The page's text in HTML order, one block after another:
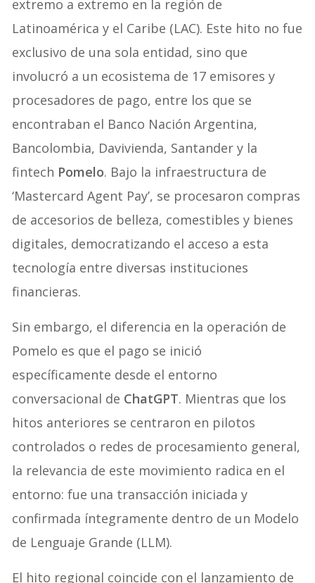
extremo a extremo en la región de
Latinoamérica y el Caribe (LAC). Este hito no fue
exclusivo de una sola entidad, sino que
involucró a un ecosistema de 17 emisores y
procesadores de pago, entre los que se
encontraban el Banco Nación Argentina,
Bancolombia, Davivienda, Santander y la
fintech Pomelo. Bajo la infraestructura de
‘Mastercard Agent Pay’, se procesaron compras
de accesorios de belleza, comestibles y bienes
digitales, democratizando el acceso a esta
tecnología entre diversas instituciones
financieras.
Sin embargo, el diferencia en la operación de
Pomelo es que el pago se inició
específicamente desde el entorno
conversacional de ChatGPT. Mientras que los
hitos anteriores se centraron en pilotos
controlados o redes de procesamiento general,
la relevancia de este movimiento radica en el
entorno: fue una transacción iniciada y
confirmada íntegramente dentro de un Modelo
de Lenguaje Grande (LLM).
El hito regional coincide con el lanzamiento de